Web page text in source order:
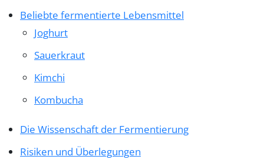
Beliebte fermentierte Lebensmittel
Joghurt
Sauerkraut
Kimchi
Kombucha
Die Wissenschaft der Fermentierung
Risiken und Überlegungen